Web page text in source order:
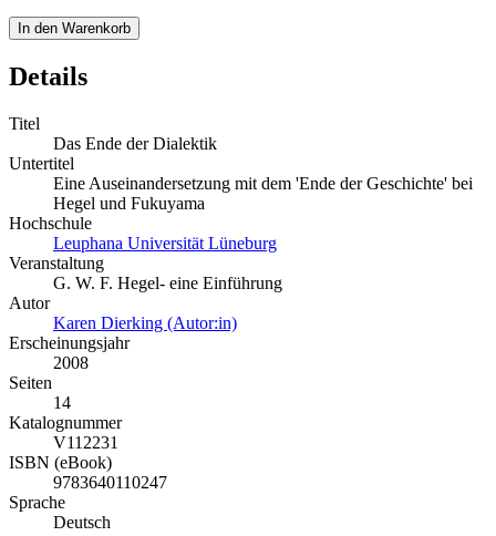
In den Warenkorb
Details
Titel
Das Ende der Dialektik
Untertitel
Eine Auseinandersetzung mit dem 'Ende der Geschichte' bei
Hegel und Fukuyama
Hochschule
Leuphana Universität Lüneburg
Veranstaltung
G. W. F. Hegel- eine Einführung
Autor
Karen Dierking (Autor:in)
Erscheinungsjahr
2008
Seiten
14
Katalognummer
V112231
ISBN (eBook)
9783640110247
Sprache
Deutsch